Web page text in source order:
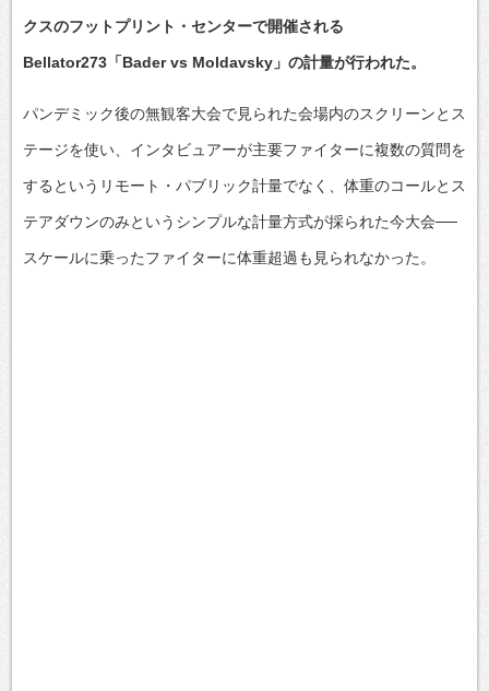
クスのフットプリント・センターで開催される
Bellator273「Bader vs Moldavsky」の計量が行われた。
パンデミック後の無観客大会で見られた会場内のスクリーンとス
テージを使い、インタビュアーが主要ファイターに複数の質問を
するというリモート・パブリック計量でなく、体重のコールとス
テアダウンのみというシンプルな計量方式が採られた今大会──
スケールに乗ったファイターに体重超過も見られなかった。